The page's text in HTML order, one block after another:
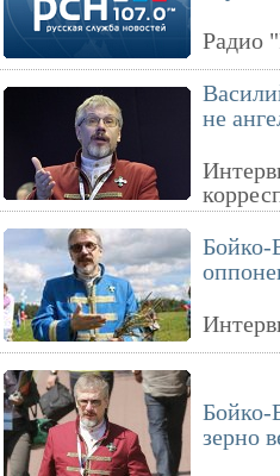
Радио
не
Бойко-
Бойко-
зерно